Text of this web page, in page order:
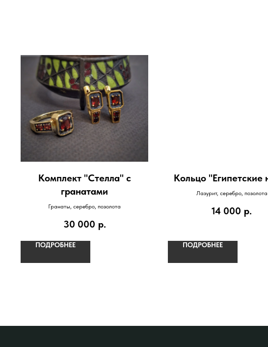
Комплект "Стелла" с
гранатами
Гранаты, серебро, позолота
30 000 р.
ПОДРОБНЕЕ
Кольцо "Египетские
Лазурит, серебро, позолота
14 000 р.
ПОДРОБНЕЕ